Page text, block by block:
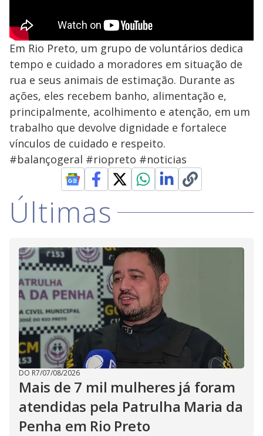
Em Rio Preto, um grupo de voluntários dedica
tempo e cuidado a moradores em situação de
rua e seus animais de estimação. Durante as
ações, eles recebem banho, alimentação e,
principalmente, acolhimento e atenção, em um
trabalho que devolve dignidade e fortalece
vínculos de cuidado e respeito.
#balançogeral #riopreto #noticias
Últimas
DO R7/07/08/2026
Mais de 7 mil mulheres já foram
atendidas pela Patrulha Maria da
Penha em Rio Preto